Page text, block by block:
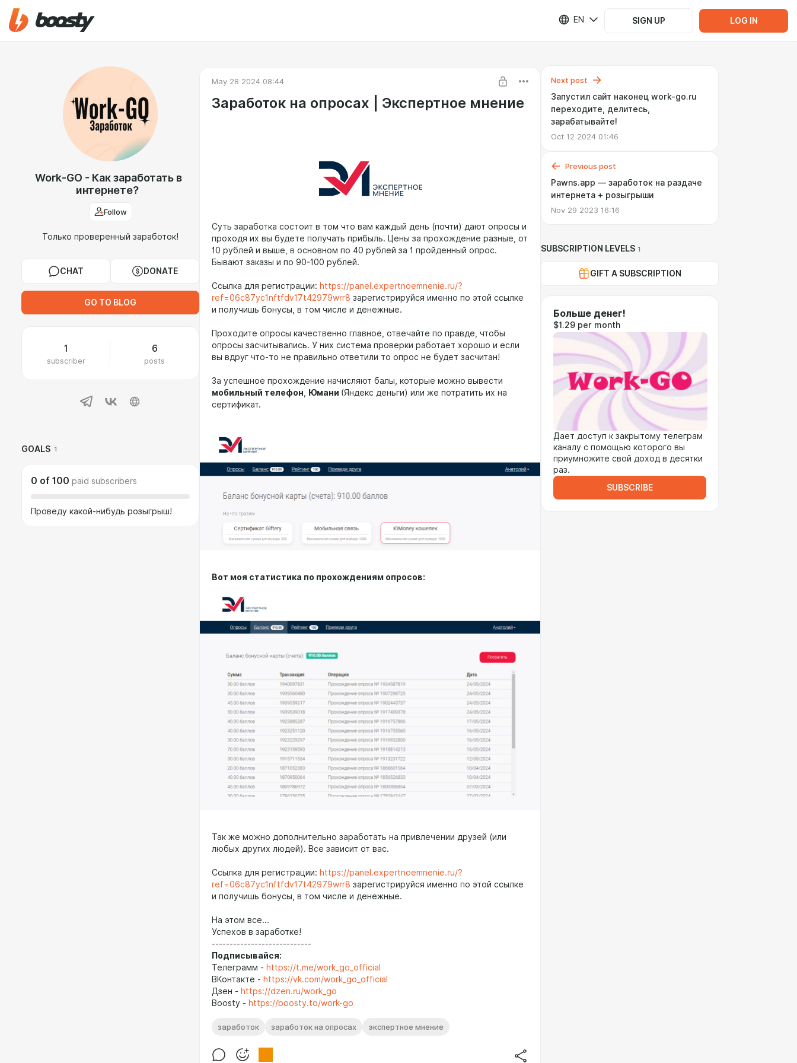
EN SIGN UP LOG IN
Work-GO - Как заработать в
интернете?
Follow
Только проверенный заработок!
CHAT DONATE
GO TO BLOG
1
subscriber
6
posts
GOALS 1
0 of 100 paid subscribers
Проведу какой-нибудь розыгрыш!
May 28 2024 08:44
Заработок на опросах | Экспертное мнение
Суть заработка состоит в том что вам каждый день (почти) дают опросы и
проходя их вы будете получать прибыль. Цены за прохождение разные, от
10 рублей и выше, в основном по 40 рублей за 1 пройденный опрос.
Бывают заказы и по 90-100 рублей.
Ссылка для регистрации: https://panel.expertnoemnenie.ru/?
ref=06c87yc1nftfdv17t42979wrr8 зарегистрируйся именно по этой ссылке
и получишь бонусы, в том числе и денежные.
Проходите опросы качественно главное, отвечайте по правде, чтобы
опросы засчитывались. У них система проверки работает хорошо и если
вы вдруг что-то не правильно ответили то опрос не будет засчитан!
За успешное прохождение начисляют балы, которые можно вывести
мобильный телефон
Юмани (Яндекс деньги) или же потратить их на
сертификат.
Вот моя статистика по прохождениям опросов:
Так же можно дополнительно заработать на привлечении друзей (или
любых других людей). Все зависит от вас.
Ссылка для регистрации: https://panel.expertnoemnenie.ru/?
ref=06c87yc1nftfdv17t42979wrr8 зарегистрируйся именно по этой ссылке
и получишь бонусы, в том числе и денежные.
На этом все...
Успехов в заработке!
----------------------------
Подписывайся:
Телеграмм - https://t.me/work_go_official
ВКонтакте - https://vk.com/work_go_official
Дзен - https://dzen.ru/work_go
Boosty - https://boosty.to/work-go
заработок заработок на опросах экспертное мнение
Next post
Запустил сайт наконец work-go.ru
переходите, делитесь,
зарабатывайте!
Oct 12 2024 01:46
Previous post
Pawns.app — заработок на раздаче
интернета + розыгрыши
Nov 29 2023 16:16
SUBSCRIPTION LEVELS 1
GIFT A SUBSCRIPTION
Больше денег!
$1.29 per month
Дает доступ к закрытому телеграм
каналу с помощью которого вы
приумножите свой доход в десятки
раз.
SUBSCRIBE